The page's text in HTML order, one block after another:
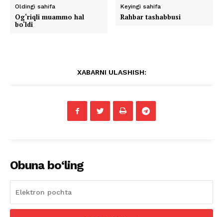
Oldingi sahifa
Og‘riqli muammo hal
bo‘ldi
Keyingi sahifa
Rahbar tashabbusi
XABARNI ULASHISH:
Obuna bo‘ling